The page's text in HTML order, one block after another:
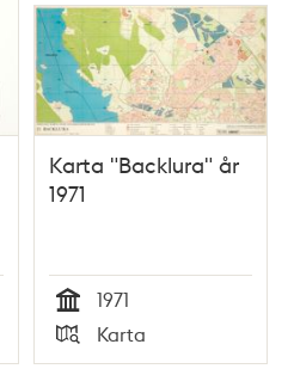
Karta "Backlura" år
1971
Tid
1971
Typ
Karta